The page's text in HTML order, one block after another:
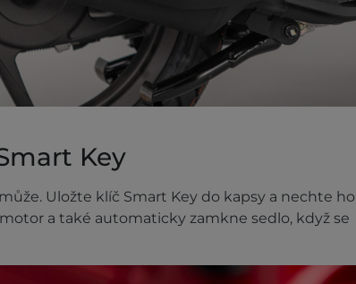
Key
Uložte klíč Smart Key do kapsy a nechte ho
a také automaticky zamkne sedlo, když se